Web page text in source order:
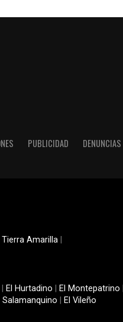
PUBLICIDAD DENUNCIAS
Tierra Amarilla
El Hurtadino El Montepatrino
Salamanquino El Vileño